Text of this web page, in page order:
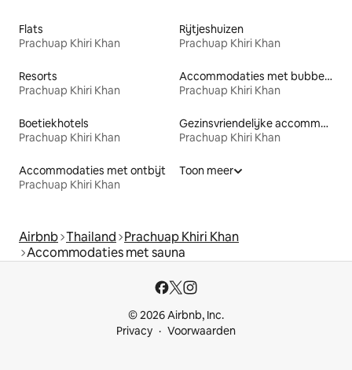
Flats
Prachuap Khiri Khan
Rijtjeshuizen
Prachuap Khiri Khan
Resorts
Prachuap Khiri Khan
Accommodaties met bubbelbad
Prachuap Khiri Khan
Boetiekhotels
Prachuap Khiri Khan
Gezinsvriendelijke accommodaties
Prachuap Khiri Khan
Accommodaties met ontbijt
Prachuap Khiri Khan
Toon meer
Airbnb Thailand Prachuap Khiri Khan
Accommodaties met sauna
© 2026 Airbnb, Inc.
Privacy
Voorwaarden